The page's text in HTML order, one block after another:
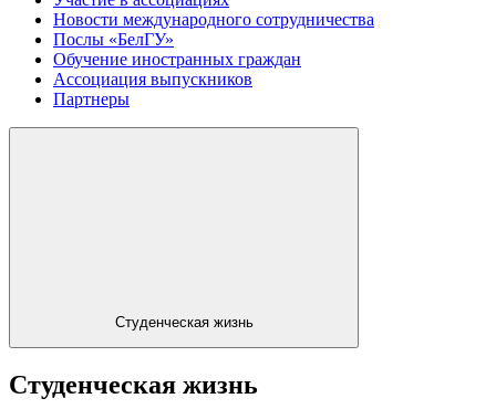
Новости международного сотрудничества
Послы «БелГУ»
Обучение иностранных граждан
Ассоциация выпускников
Партнеры
Студенческая жизнь
Студенческая жизнь